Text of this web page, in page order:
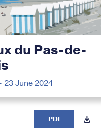
du Pas-de-
23 June 2024
PDF